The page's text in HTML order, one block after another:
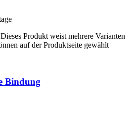
Dieses Produkt weist mehrere Varianten
auf der Produktseite gewählt
Bindung